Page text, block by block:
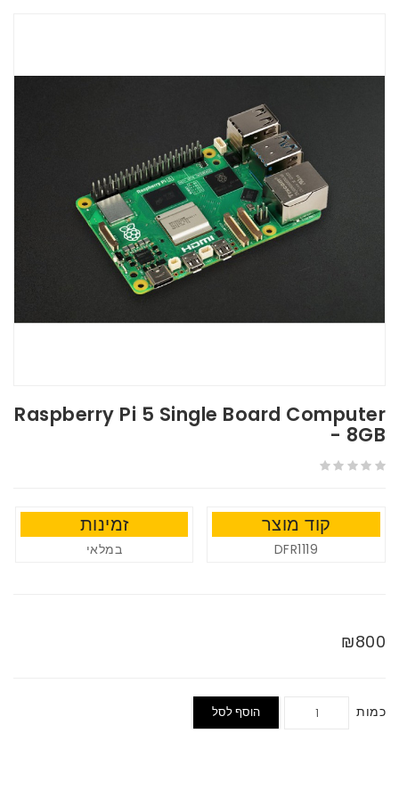
Raspberry Pi 5 Single Board Computer
- 8GB
קוד מוצר
DFR1119
זמינות
במלאי
₪800
כמות הוסף לסל